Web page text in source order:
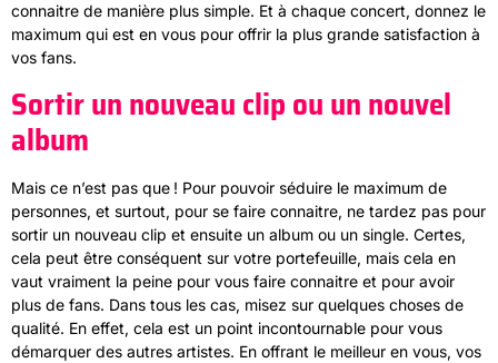
connaitre de manière plus simple. Et à chaque concert, donnez le
maximum qui est en vous pour offrir la plus grande satisfaction à
vos fans.
Sortir un nouveau clip ou un nouvel
album
Mais ce n’est pas que ! Pour pouvoir séduire le maximum de
personnes, et surtout, pour se faire connaitre, ne tardez pas pour
sortir un nouveau clip et ensuite un album ou un single. Certes,
cela peut être conséquent sur votre portefeuille, mais cela en
vaut vraiment la peine pour vous faire connaitre et pour avoir
plus de fans. Dans tous les cas, misez sur quelques choses de
qualité. En effet, cela est un point incontournable pour vous
démarquer des autres artistes. En offrant le meilleur en vous, vos